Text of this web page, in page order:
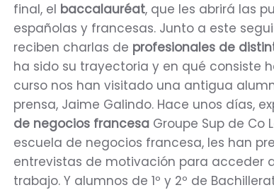
final, el baccalauréat, que les abrirá las
españolas y francesas. Junto a este
reciben charlas de profesionales de
ha sido su trayectoria y en qué consiste
curso nos han visitado una antigua
prensa, Jaime Galindo. Hace unos días,
de negocios francesa Groupe Sup de Co
escuela de negocios francesa, les han
entrevistas de motivación para acceder
trabajo. Y alumnos de 1º y 2º de